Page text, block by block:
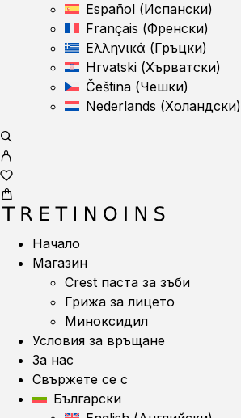
Español (Испански)
Français (Френски)
Ελληνικά (Гръцки)
Hrvatski (Хърватски)
Čeština (Чешки)
Nederlands (Холандски)
Начало
Магазин
Crest паста за зъби
Грижа за лицето
Миноксидил
Условия за връщане
За нас
Свържете се с
Български